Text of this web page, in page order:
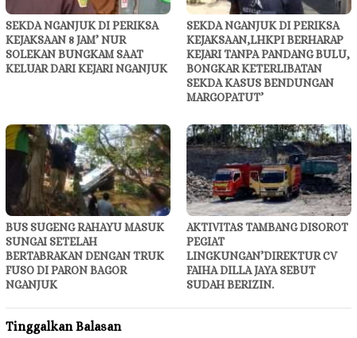
SEKDA NGANJUK DI PERIKSA
KEJAKSAAN 8 JAM’ NUR
SOLEKAN BUNGKAM SAAT
KELUAR DARI KEJARI NGANJUK
SEKDA NGANJUK DI PERIKSA
KEJAKSAAN,LHKPI BERHARAP
KEJARI TANPA PANDANG BULU,
BONGKAR KETERLIBATAN
SEKDA KASUS BENDUNGAN
MARGOPATUT’
BUS SUGENG RAHAYU MASUK
SUNGAI SETELAH
BERTABRAKAN DENGAN TRUK
FUSO DI PARON BAGOR
NGANJUK
AKTIVITAS TAMBANG DISOROT
PEGIAT
LINGKUNGAN’DIREKTUR CV
FAIHA DILLA JAYA SEBUT
SUDAH BERIZIN.
Tinggalkan Balasan